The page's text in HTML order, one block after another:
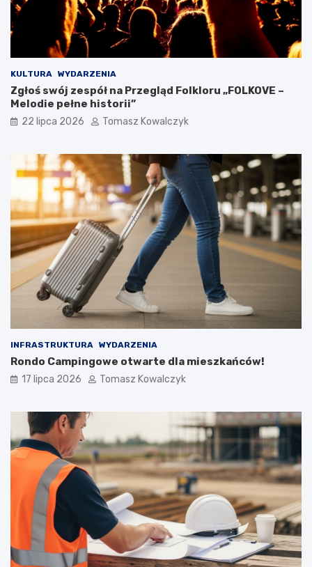
KULTURA WYDARZENIA
Zgłoś swój zespół na Przegląd Folkloru „FOLKOVE –
Melodie pełne historii”
22 lipca 2026 Tomasz Kowalczyk
INFRASTRUKTURA WYDARZENIA
Rondo Campingowe otwarte dla mieszkańców!
17 lipca 2026 Tomasz Kowalczyk